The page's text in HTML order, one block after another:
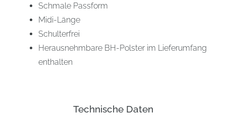
Schmale Passform
Midi-Länge
Schulterfrei
Herausnehmbare BH-Polster im Lieferumfang
enthalten
Technische Daten